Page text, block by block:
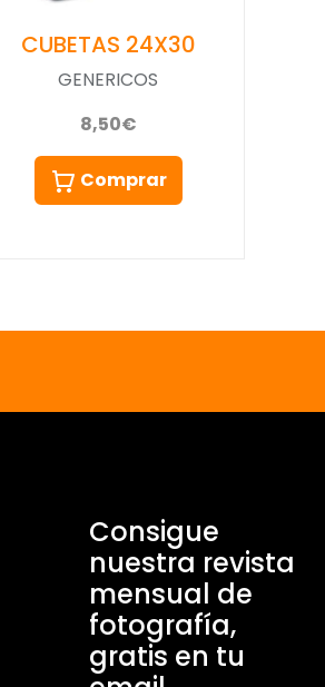
CUBETAS 24X30
GENERICOS
8,50€
Comprar
Consigue
nuestra revista
mensual de
fotografía,
gratis en tu